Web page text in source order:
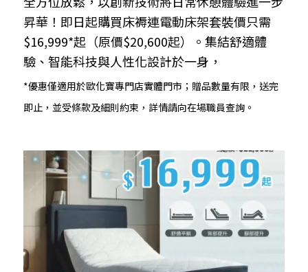
昇華！即日起購買床褥連電動床架套裝價只需
$16,999*起（原價$20,600起）。集結舒適體
驗、智能科技與人性化設計於一身，
*優惠僅適用於歐化寶專門店實體門市；贈品數量有限，送完
即止，並受條款及細則約束，詳情請向在場職員查詢。